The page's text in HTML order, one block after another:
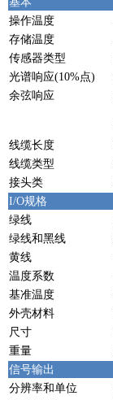
操作温度
存储温度
传感器类型
光谱响应(10%点)
余弦响应
线缆长度
线缆类型
接头类
I/O规格
绿线
绿线和黑线
黄线
温度系数
基准温度
外壳材料
尺寸
重量
信号输出
分辨率和单位